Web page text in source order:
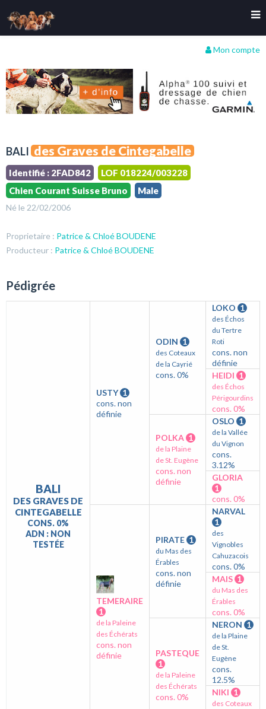
Mon compte
BALI des Graves de Cintegabelle
Identifié : 2FAD842
LOF 018224/003228
Chien Courant Suisse Bruno
Male
Né le 22/02/2006
Proprietaire : Patrice & Chloé BOUDENE
Producteur : Patrice & Chloé BOUDENE
Pédigrée
BALI
DES GRAVES DE
CINTEGABELLE
CONS. 0%
ADN : NON
TESTÉE
USTY 1
cons. non
définie
ODIN 1
des Coteaux
de la Cayrié
cons. 0%
LOKO 1
des Échos
du Tertre
Roti
cons. non
définie
HEIDI 1
des Échos
Périgourdins
cons. 0%
POLKA 1
de la Plaine
de St. Eugène
cons. non
définie
OSLO 1
de la Vallée
du Vignon
cons.
3.12%
GLORIA
1
cons. 0%
TEMERAIRE
1
de la Paleine
des Échérats
cons. non
définie
PIRATE 1
du Mas des
Érables
cons. non
définie
NARVAL
1
des
Vignobles
Cahuzacois
cons. 0%
MAIS 1
du Mas des
Érables
cons. 0%
PASTEQUE
1
de la Paleine
des Échérats
cons. 0%
NERON 1
de la Plaine
de St.
Eugène
cons.
12.5%
NIKI 1
des Coteaux